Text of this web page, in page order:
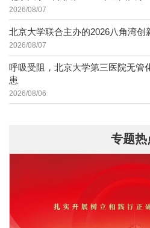
2026/08/07
北京大学联合主办的2026八角湾创
2026/08/07
呼吸受阻，北京大学第三医院无管
患
2026/08/06
专题热